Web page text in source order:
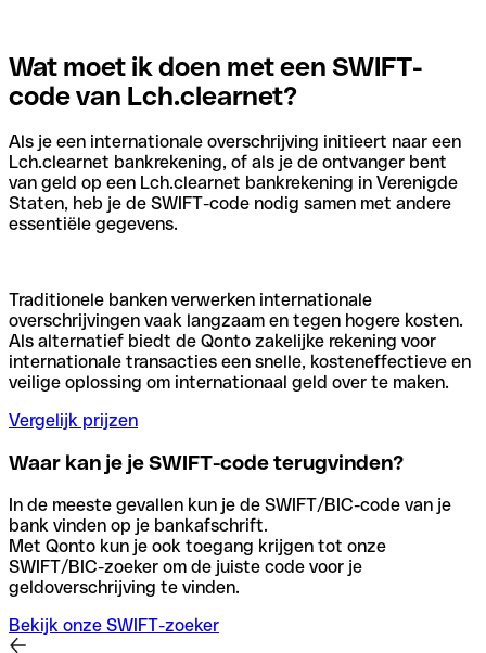
Wat moet ik doen met een SWIFT-
code van Lch.clearnet?
Als je een internationale overschrijving initieert naar een
Lch.clearnet bankrekening, of als je de ontvanger bent
van geld op een Lch.clearnet bankrekening in Verenigde
Staten, heb je de SWIFT-code nodig samen met andere
essentiële gegevens.
Traditionele banken verwerken internationale
overschrijvingen vaak langzaam en tegen hogere kosten.
Als alternatief biedt de Qonto zakelijke rekening voor
internationale transacties een snelle, kosteneffectieve en
veilige oplossing om internationaal geld over te maken.
Vergelijk prijzen
Waar kan je je SWIFT-code terugvinden?
In de meeste gevallen kun je de SWIFT/BIC-code van je
bank vinden op je bankafschrift.
Met Qonto kun je ook toegang krijgen tot onze
SWIFT/BIC-zoeker om de juiste code voor je
geldoverschrijving te vinden.
Bekijk onze SWIFT-zoeker